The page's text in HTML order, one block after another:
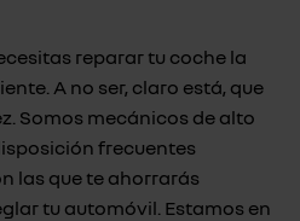
reparar tu coche la
A no ser, claro está, que
Somos mecánicos de alto
frecuentes
las que te ahorrarás
tu automóvil. Estamos en